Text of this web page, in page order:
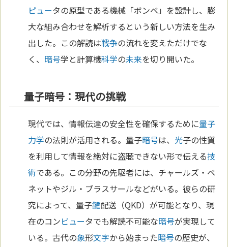
ピュータの原型である機械「ボンベ」を設計し、膨
大な組み合わせを解析するという新しい方法を生み
出した。この解読は戦争の流れを変えただけでな
く、 暗号学と計算機科学の未来を切り開いた。
量子暗号：現代の挑戦
現代では、情報伝達の安全性を確保するために量子
力学の法則が活用される。量子暗号は、 光子の性質
を利用して情報を絶対に盗聴できない形で伝える技
術である。この分野の先駆者には、チャールズ・ベ
ネットやジル・ブラスサールなどがいる。彼らの研
究によって、量子鍵配送（QKD）が可能となり、現
在のコンピュータでも解読不可能な暗号が実現して
いる。古代の象形文字から始まった暗号の歴史が、